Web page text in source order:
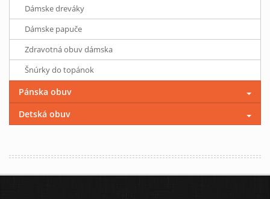
Dámske dreváky
Dámske papuče
Zdravotná obuv dámska
Šnúrky do topánok
Pánska obuv
Detská obuv